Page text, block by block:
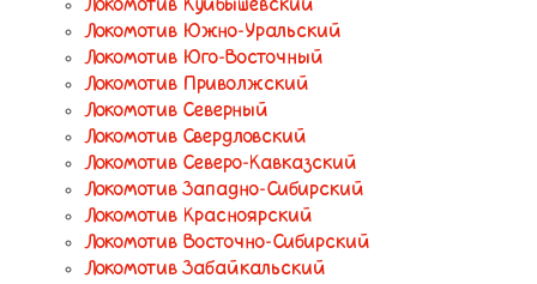
Локомотив Куйбышевский
Локомотив Южно-Уральский
Локомотив Юго-Восточный
Локомотив Приволжский
Локомотив Северный
Локомотив Свердловский
Локомотив Северо-Кавказский
Локомотив Западно-Сибирский
Локомотив Красноярский
Локомотив Восточно-Сибирский
Локомотив Забайкальский